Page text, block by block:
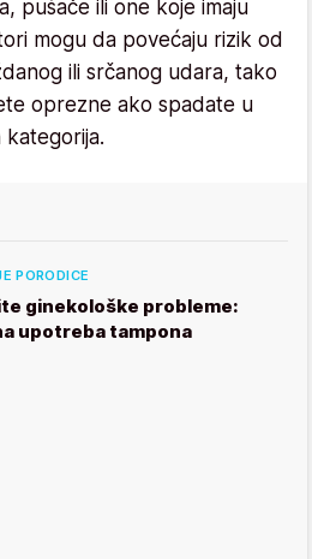
pušače ili one koje imaju
mogu da povećaju rizik od
ili srčanog udara, tako
oprezne ako spadate u
kategorija.
PORODICE
ginekološke probleme:
upotreba tampona